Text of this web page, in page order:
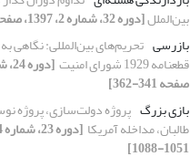
بین‌الملل[دوره 32، شماره 2، 1397، صفحه 39-70]
بازرسی تحریم‌های بین‌المللی: نگاهی
قطعنامه ‏‏1929 شورای امنیت ‏
صفحه 341-362]
بازی بزرگ پروژه دولت‌سازی، پروژه
طالبان، ‏مداخله آمریکا ‏
1051-1088]